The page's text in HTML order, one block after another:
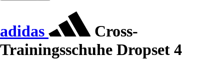
adidas
Cross-
Trainingsschuhe Dropset 4